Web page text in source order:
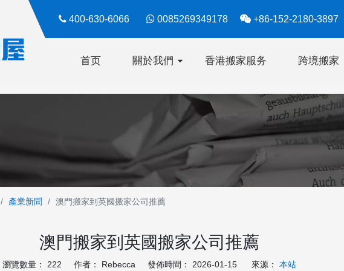
 400-630-6066  0085269349178  +86-152-2180-3897
首页 關於我們 香港搬家服务 跨境搬家
/ 產業新聞 / 澳門搬家到英國搬家公司推薦
澳門搬家到英國搬家公司推薦
瀏覽數量： 222 作者： Rebecca 發佈時間： 2026-01-15 來源： 本站